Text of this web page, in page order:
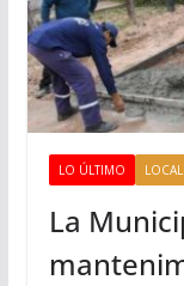
LO ÚLTIMO
La